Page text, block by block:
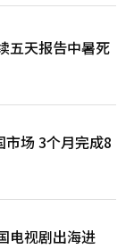
五天报告中暑死
场 3个月完成8
电视剧出海进